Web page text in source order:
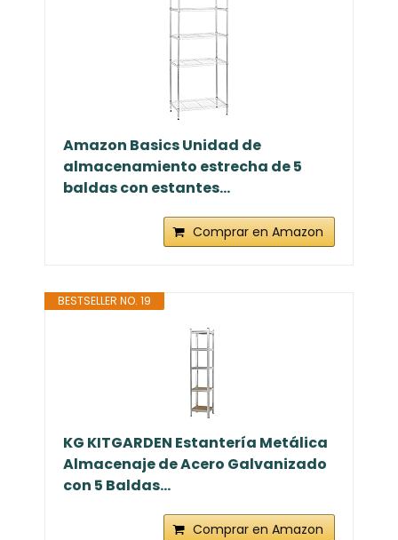
Amazon Basics Unidad de
almacenamiento estrecha de 5
baldas con estantes...
Comprar en Amazon
BESTSELLER NO. 19
KG KITGARDEN Estantería Metálica
Almacenaje de Acero Galvanizado
con 5 Baldas...
Comprar en Amazon